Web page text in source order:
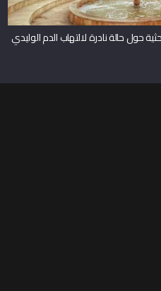
حول حالة نادرة لالتهاب الدم الوليدي